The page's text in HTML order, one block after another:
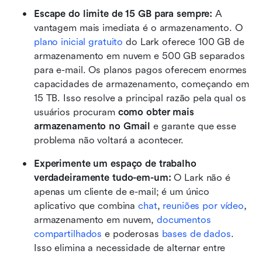
Escape do limite de 15 GB para sempre: A
vantagem mais imediata é o armazenamento. O
plano inicial gratuito do Lark oferece 100 GB de
armazenamento em nuvem e 500 GB separados
para e-mail. Os planos pagos oferecem enormes
capacidades de armazenamento, começando em
15 TB. Isso resolve a principal razão pela qual os
usuários procuram como obter mais
armazenamento no Gmail e garante que esse
problema não voltará a acontecer.
Experimente um espaço de trabalho
verdadeiramente tudo-em-um: O Lark não é
apenas um cliente de e-mail; é um único
aplicativo que combina chat, reuniões por vídeo,
armazenamento em nuvem, documentos
compartilhados e poderosas bases de dados.
Isso elimina a necessidade de alternar entre